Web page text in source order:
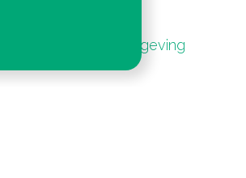
E-learning omgeving